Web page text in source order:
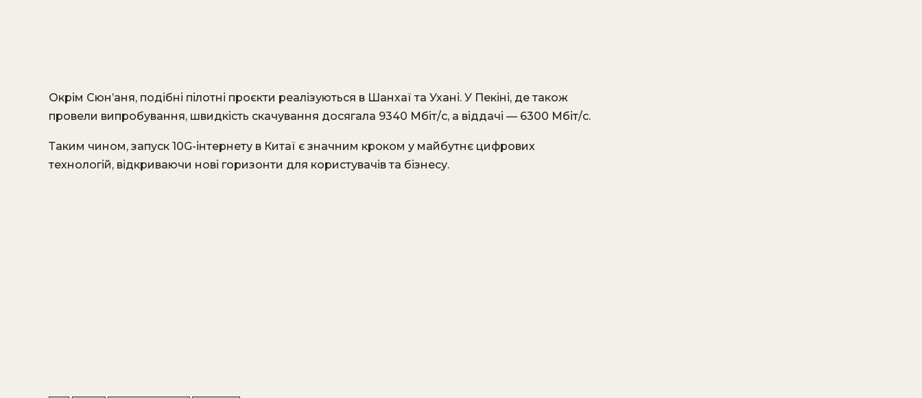
Окрім Сюн’аня, подібні пілотні проєкти реалізуються в Шанхаї та Ухані. У Пекіні, де також
провели випробування, швидкість скачування досягала 9340 Мбіт/с, а віддачі — 6300 Мбіт/с.
Таким чином, запуск 10G-інтернету в Китаї є значним кроком у майбутнє цифрових
технологій, відкриваючи нові горизонти для користувачів та бізнесу.